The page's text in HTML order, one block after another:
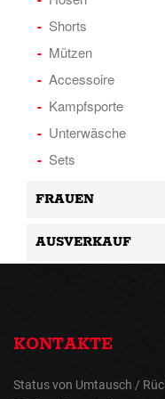
Shorts
Mützen
Accessoire
Kampfsporte
Unterwäsche
Sets
FRAUEN
AUSVERKAUF
KONTAKTE
Status von Umtausch /